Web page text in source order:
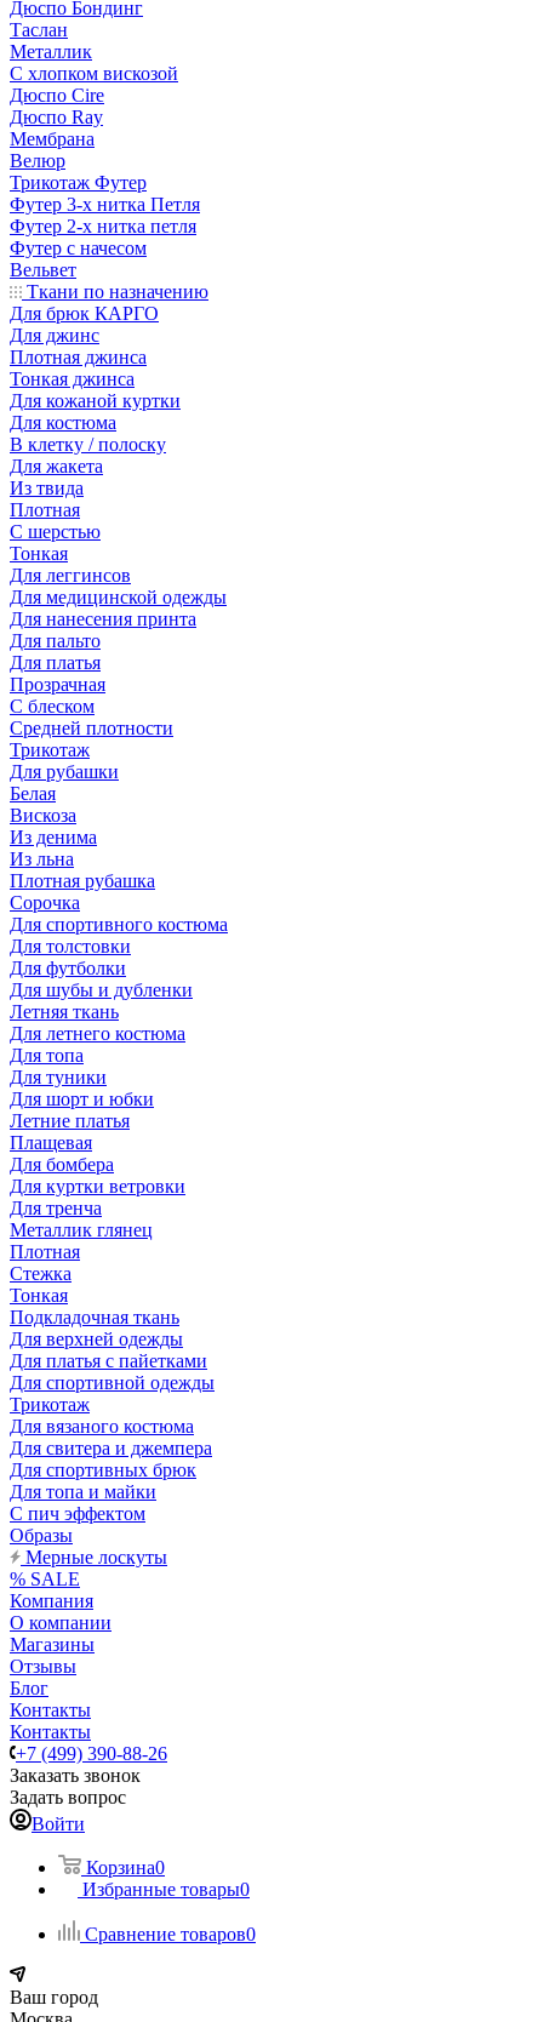
Дюспо Бондинг
Таслан
Металлик
С хлопком вискозой
Дюспо Cire
Дюспо Ray
Мембрана
Велюр
Трикотаж Футер
Футер 3-х нитка Петля
Футер 2-х нитка петля
Футер с начесом
Вельвет
Ткани по назначению
Для брюк КАРГО
Для джинс
Плотная джинса
Тонкая джинса
Для кожаной куртки
Для костюма
В клетку / полоску
Для жакета
Из твида
Плотная
С шерстью
Тонкая
Для леггинсов
Для медицинской одежды
Для нанесения принта
Для пальто
Для платья
Прозрачная
С блеском
Средней плотности
Трикотаж
Для рубашки
Белая
Вискоза
Из денима
Из льна
Плотная рубашка
Сорочка
Для спортивного костюма
Для толстовки
Для футболки
Для шубы и дубленки
Летняя ткань
Для летнего костюма
Для топа
Для туники
Для шорт и юбки
Летние платья
Плащевая
Для бомбера
Для куртки ветровки
Для тренча
Металлик глянец
Плотная
Стежка
Тонкая
Подкладочная ткань
Для верхней одежды
Для платья с пайетками
Для спортивной одежды
Трикотаж
Для вязаного костюма
Для свитера и джемпера
Для спортивных брюк
Для топа и майки
С пич эффектом
Образы
Мерные лоскуты
% SALE
Компания
О компании
Магазины
Отзывы
Блог
Контакты
Контакты
+7 (499) 390-88-26
Заказать звонок
Задать вопрос
Войти
Корзина0
Избранные товары0
Сравнение товаров0
Ваш город